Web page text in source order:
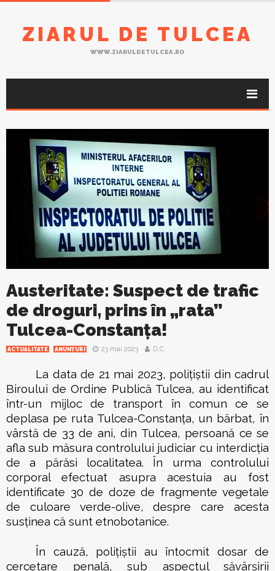
ZIARUL DE TULCEA
WWW.ZIARULDETULCEA.RO
Austeritate: Suspect de trafic
de droguri, prins în „rata”
Tulcea-Constanța!
ACTUALITATE ANUNȚURI 23 mai 2023 D.C.
La data de 21 mai 2023, polițiștii din cadrul
Biroului de Ordine Publică Tulcea, au identificat
într-un mijloc de transport în comun ce se
deplasa pe ruta Tulcea-Constanța, un bărbat, în
vârstă de 33 de ani, din Tulcea, persoană ce se
afla sub măsura controlului judiciar cu interdicția
de a părăsi localitatea. În urma controlului
corporal efectuat asupra acestuia au fost
identificate 30 de doze de fragmente vegetale
de culoare verde-olive, despre care acesta
susținea că sunt etnobotanice.
În cauză, polițiștii au întocmit dosar de
cercetare penală, sub aspectul săvârșirii